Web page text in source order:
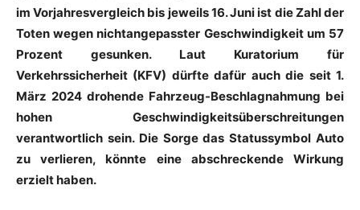
im Vorjahresvergleich bis jeweils 16. Juni ist die Zahl der
Toten wegen nichtangepasster Geschwindigkeit um 57
Prozent gesunken. Laut Kuratorium für
Verkehrssicherheit (KFV) dürfte dafür auch die seit 1.
März 2024 drohende Fahrzeug-Beschlagnahmung bei
hohen Geschwindigkeitsüberschreitungen
verantwortlich sein. Die Sorge das Statussymbol Auto
zu verlieren, könnte eine abschreckende Wirkung
erzielt haben.